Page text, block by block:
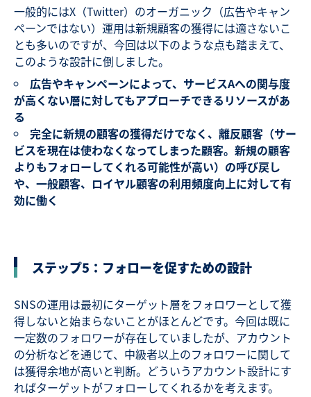
一般的にはX（Twitter）のオーガニック（広告やキャン
ペーンではない）運用は新規顧客の獲得には適さないこ
とも多いのですが、今回は以下のような点も踏まえて、
このような設計に倒しました。
広告やキャンペーンによって、サービスAへの関与度
が高くない層に対してもアプローチできるリソースがあ
る
完全に新規の顧客の獲得だけでなく、離反顧客（サー
ビスを現在は使わなくなってしまった顧客。新規の顧客
よりもフォローしてくれる可能性が高い）の呼び戻し
や、一般顧客、ロイヤル顧客の利用頻度向上に対して有
効に働く
ステップ5：フォローを促すための設計
SNSの運用は最初にターゲット層をフォロワーとして獲
得しないと始まらないことがほとんどです。今回は既に
一定数のフォロワーが存在していましたが、アカウント
の分析などを通じて、中級者以上のフォロワーに関して
は獲得余地が高いと判断。どういうアカウント設計にす
ればターゲットがフォローしてくれるかを考えます。